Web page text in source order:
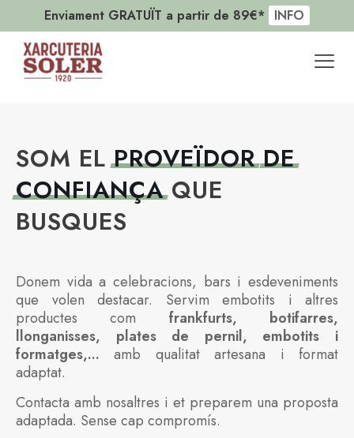
-10% en la primera comanda CODI: SOLER10
SOM ELPROVEÏDOR DE
CONFIANÇAQUE
BUSQUES
Donem vida a celebracions, bars i esdeveniments
que volen destacar. Servim embotits i altres
productes com frankfurts, botifarres,
llonganisses, plates de pernil, embotits i
formatges,...amb qualitat artesana i format
adaptat.
Contacta amb nosaltres i et preparem una proposta
adaptada. Sense cap compromís.